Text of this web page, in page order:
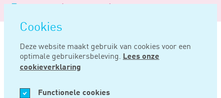
overslaan
Cookies
Deze website maakt gebruik van cookies voor een
optimale gebruikersbeleving. Lees onze
cookieverklaring
Functionele cookies
Logo
Noord
Negentig
Home Nieuws
MRT 20, 2019